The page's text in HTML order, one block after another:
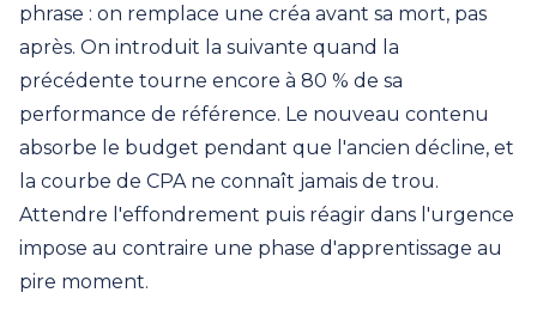
phrase : on remplace une créa avant sa mort, pas
après. On introduit la suivante quand la
précédente tourne encore à 80 % de sa
performance de référence. Le nouveau contenu
absorbe le budget pendant que l'ancien décline, et
la courbe de CPA ne connaît jamais de trou.
Attendre l'effondrement puis réagir dans l'urgence
impose au contraire une phase d'apprentissage au
pire moment.